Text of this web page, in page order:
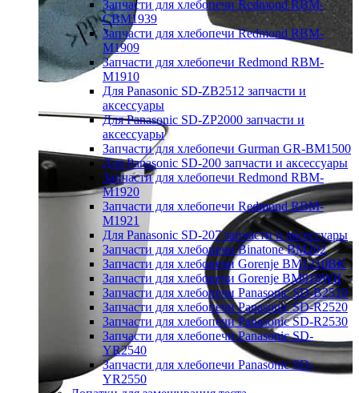
Запчасти для хлебопечи Redmond RBM-
CBM1939
Запчасти для хлебопечи Redmond RBM-
M1909
Запчасти для хлебопечи Redmond RBM-
M1910
Для Panasonic SD-ZB2512 запчасти и
аксессуары
Для Panasonic SD-ZP2000 запчасти и
аксессуары
Запчасти для хлебопечи Gurman GR-BM1500
Для Panasonic SD-200 запчасти и аксессуары
Запчасти для хлебопечи Redmond RBM-
M1920
Запчасти для хлебопечи Redmond RBM-
M1921
Для Panasonic SD-207 запчасти и аксессуары
Запчасти для хлебопечи Binatone BM202
Запчасти для хлебопечи Gorenje BM1210BK
Запчасти для хлебопечи Gorenje BM910WII
Запчасти для хлебопечи Panasonic SD-B2510
Запчасти для хлебопечи Panasonic SD-R2520
Запчасти для хлебопечи Panasonic SD-R2530
Запчасти для хлебопечи Panasonic SD-
YR2540
Запчасти для хлебопечи Panasonic SD-
YR2550